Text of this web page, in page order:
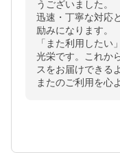
うございました。
迅速・丁寧な対応
励みになります。
「また利用したい
光栄です。これか
スをお届けできる
またのご利用を心